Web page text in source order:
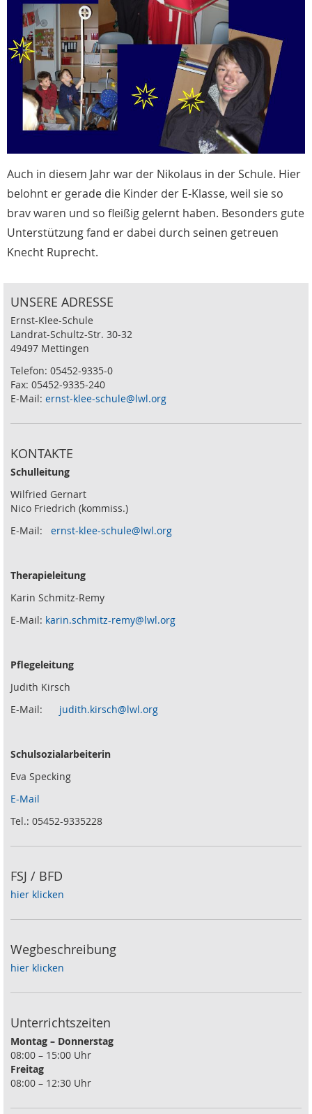
Auch in diesem Jahr war der Nikolaus in der Schule. Hier
belohnt er gerade die Kinder der E-Klasse, weil sie so
brav waren und so fleißig gelernt haben. Besonders gute
Unterstützung fand er dabei durch seinen getreuen
Knecht Ruprecht.
UNSERE ADRESSE
Ernst-Klee-Schule
Landrat-Schultz-Str. 30-32
49497 Mettingen
Telefon: 05452-9335-0
Fax: 05452-9335-240
E-Mail: ernst-klee-schule@lwl.org
KONTAKTE
Schulleitung
Wilfried Gernart
Nico Friedrich (kommiss.)
E-Mail: ernst-klee-schule@lwl.org
Therapieleitung
Karin Schmitz-Remy
E-Mail: karin.schmitz-remy@lwl.org
Pflegeleitung
Judith Kirsch
E-Mail: judith.kirsch@lwl.org
Schulsozialarbeiterin
Eva Specking
E-Mail
Tel.: 05452-9335228
FSJ / BFD
hier klicken
Wegbeschreibung
hier klicken
Unterrichtszeiten
Montag – Donnerstag
08:00 – 15:00 Uhr
Freitag
08:00 – 12:30 Uhr